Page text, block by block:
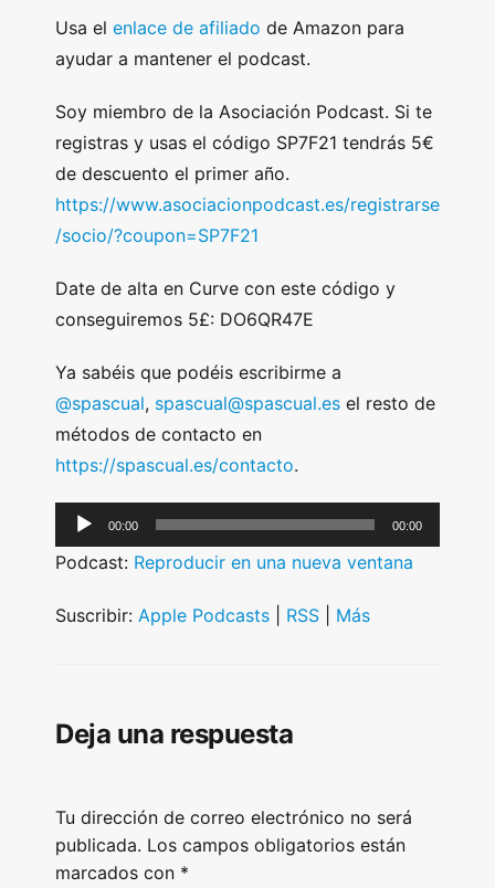
Usa el enlace de afiliado de Amazon para
ayudar a mantener el podcast.
Soy miembro de la Asociación Podcast. Si te
registras y usas el código SP7F21 tendrás 5€
de descuento el primer año.
https://www.asociacionpodcast.es/registrarse
/socio/?coupon=SP7F21
Date de alta en Curve con este código y
conseguiremos 5£: DO6QR47E
Ya sabéis que podéis escribirme a
@spascual, spascual@spascual.es el resto de
métodos de contacto en
https://spascual.es/contacto.
u
i
a
r
00:00 00:00
Podcast: Reproducir en una nueva ventana
Suscribir: Apple Podcasts RSS Más
Deja una respuesta
Tu dirección de correo electrónico no será
publicada. Los campos obligatorios están
marcados con *